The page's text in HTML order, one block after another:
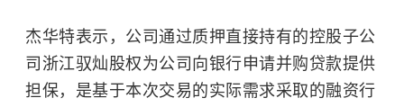
杰华特表示，公司通过质押直接持有的控股子公
司浙江驭灿股权为公司向银行申请并购贷款提供
担保，是基于本次交易的实际需求采取的融资行